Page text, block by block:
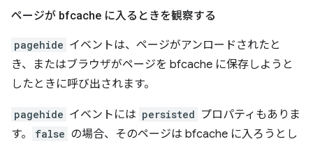
ページが bfcache に入るときを観察する
pagehide イベントは、ページがアンロードされたと
き、またはブラウザがページを bfcache に保存しようと
したときに呼び出されます。
pagehide イベントには persisted プロパティもありま
す。
false の場合、そのページは bfcache に入ろうとし